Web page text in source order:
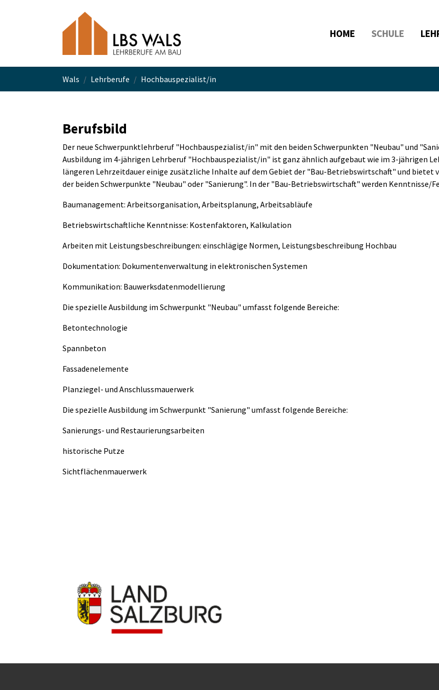
HOME SCHULE
Wals Lehrberufe Hochbauspezialist/in
Berufsbild
Der neue Schwerpunktlehrberuf "Hochbauspezialist/in" mit den beiden Schwerpunkten "Neubau" und
Ausbildung im 4-jährigen Lehrberuf "Hochbauspezialist/in" ist ganz ähnlich aufgebaut wie im 3-jährigen
längeren Lehrzeitdauer einige zusätzliche Inhalte auf dem Gebiet der "Bau-Betriebswirtschaft" und bietet
der beiden Schwerpunkte "Neubau" oder "Sanierung". In der "Bau-Betriebswirtschaft" werden
Baumanagement: Arbeitsorganisation, Arbeitsplanung, Arbeitsabläufe
Betriebswirtschaftliche Kenntnisse: Kostenfaktoren, Kalkulation
Arbeiten mit Leistungsbeschreibungen: einschlägige Normen, Leistungsbeschreibung Hochbau
Dokumentation: Dokumentenverwaltung in elektronischen Systemen
Kommunikation: Bauwerksdatenmodellierung
Die spezielle Ausbildung im Schwerpunkt "Neubau" umfasst folgende Bereiche:
Betontechnologie
Spannbeton
Fassadenelemente
Planziegel- und Anschlussmauerwerk
Die spezielle Ausbildung im Schwerpunkt "Sanierung" umfasst folgende Bereiche:
Sanierungs- und Restaurierungsarbeiten
historische Putze
Sichtflächenmauerwerk